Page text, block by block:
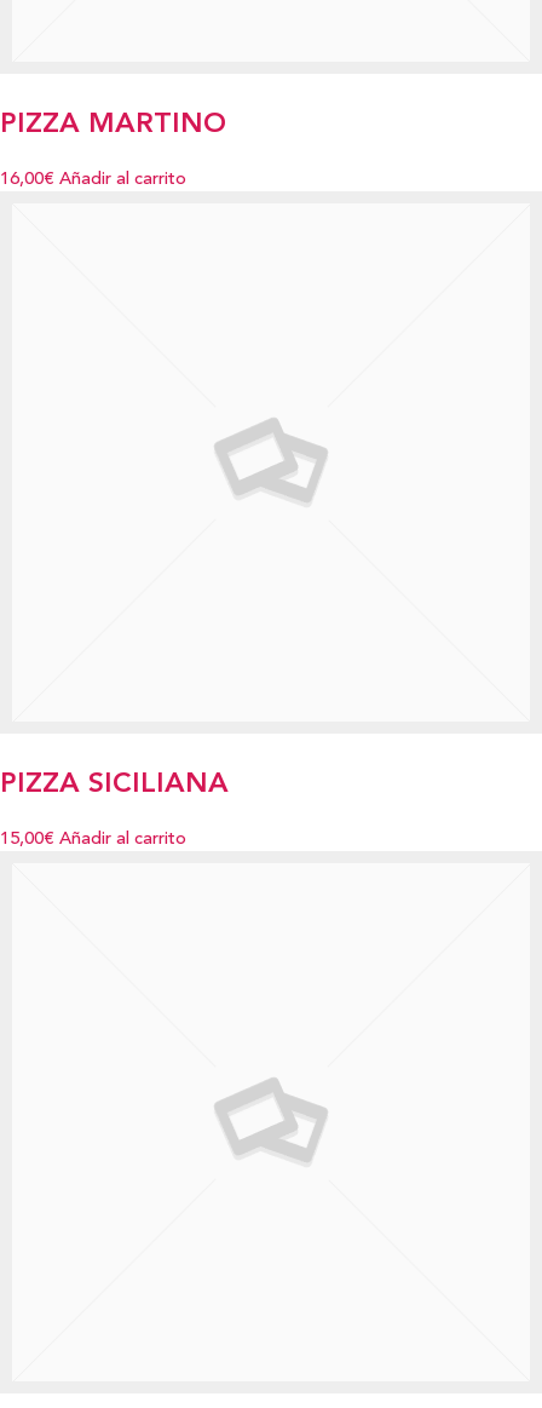
PIZZA MARTINO
16,00€ Añadir al carrito
PIZZA SICILIANA
15,00€ Añadir al carrito